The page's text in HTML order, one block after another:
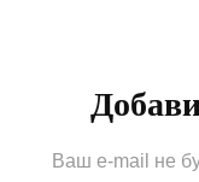
Ваш e-mail не